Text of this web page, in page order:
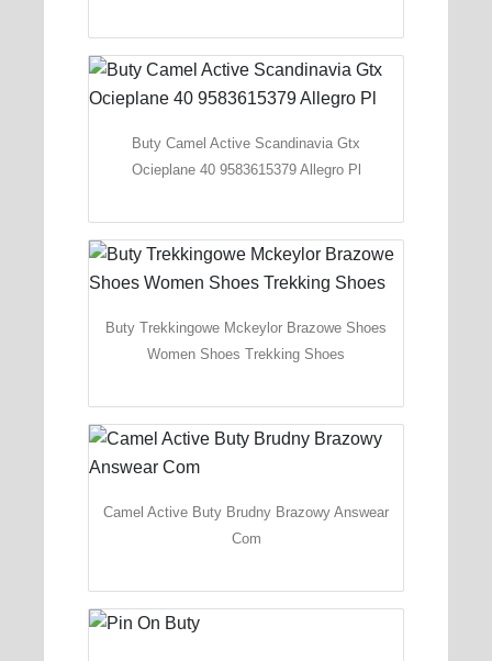
Buty Camel Active Scandinavia Gtx
Ocieplane 40 9583615379 Allegro Pl
Buty Trekkingowe Mckeylor Brazowe Shoes
Women Shoes Trekking Shoes
Camel Active Buty Brudny Brazowy Answear
Com